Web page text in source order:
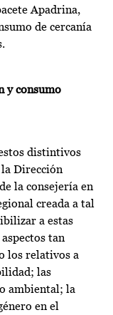
Apadrina,
de cercanía
y consumo
distintivos
Dirección
la consejería en
creada a tal
a estas
tan
los relativos a
las
ambiental; la
en el